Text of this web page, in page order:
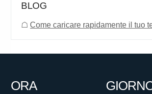
BLOG
☖Come caricare rapidamente il tuo
ORA